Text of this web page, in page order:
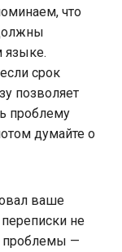
что
языке.
срок
позволяет
проблему
думайте о
ваше
не
проблемы —